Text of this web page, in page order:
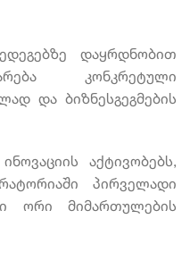
დაყრდნობით
კონკრეტული
და ბიზნესგეგმების
აქტივობებს,
პირველადი
ორი მიმართულების